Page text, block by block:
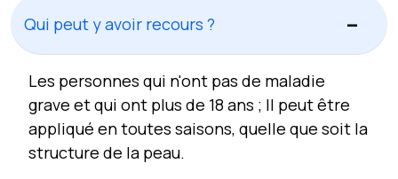
Qui peut y avoir recours ?
Les personnes qui n'ont pas de maladie
grave et qui ont plus de 18 ans ; Il peut être
appliqué en toutes saisons, quelle que soit la
structure de la peau.